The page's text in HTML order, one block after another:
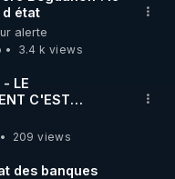
(stages,
état
alerte
3.4 k views
LE
C'EST
209 views
des banques